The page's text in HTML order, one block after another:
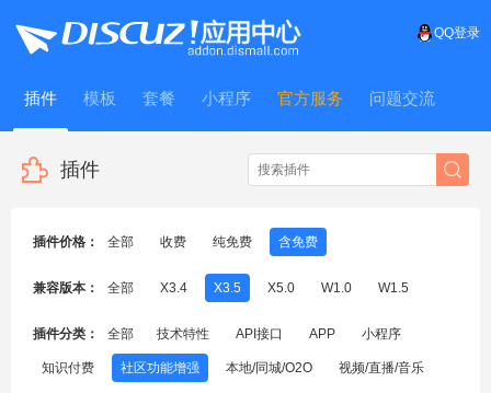
QQ登录
插件 模板 套餐 小程序 官方服务 问题交流
WitFrame
插件
插件价格： 全部 收费 纯免费 含免费
兼容版本： 全部 X3.4 X3.5 X5.0 W1.0 W1.5
插件分类： 全部 技术特性 API接口 APP 小程序
知识付费 社区功能增强 本地/同城/O2O 视频/直播/音乐